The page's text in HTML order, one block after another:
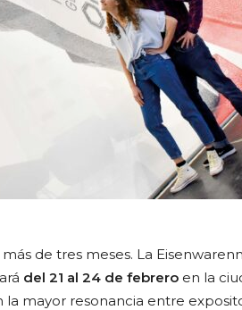
de tres meses. La
del 21 al 24 de febrero en la
mayor resonancia entre